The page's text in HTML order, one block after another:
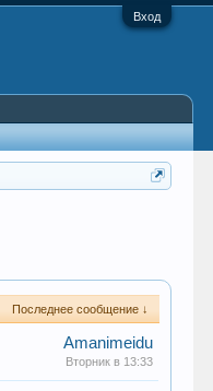
Вход
Последнее сообщение ↓
Amanimeidu
Вторник в 13:33